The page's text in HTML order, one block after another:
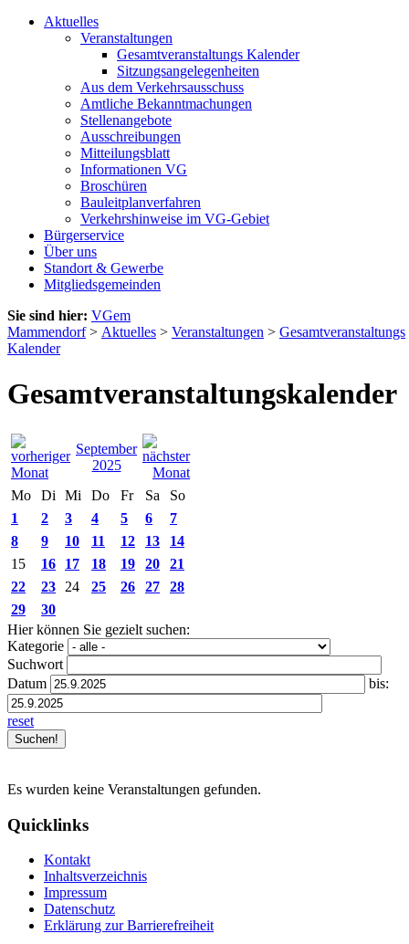
Aktuelles
Veranstaltungen
Gesamtveranstaltungs Kalender
Sitzungsangelegenheiten
Aus dem Verkehrsausschuss
Amtliche Bekanntmachungen
Stellenangebote
Ausschreibungen
Mitteilungsblatt
Informationen VG
Broschüren
Bauleitplanverfahren
Verkehrshinweise im VG-Gebiet
Bürgerservice
Über uns
Standort & Gewerbe
Mitgliedsgemeinden
Sie sind hier: VGem
Mammendorf> Aktuelles > Veranstaltungen > Gesamtveranstaltungs
Kalender
Gesamtveranstaltungskalender
September
2025
Mo
Di Mi Do Fr Sa
So
1
2 3 4 5 6
7
8
9 10 11 12 13
14
15
16 17 18 19 20
21
22
23 24 25 26 27
28
29
30
Hier können Sie gezielt suchen:
Kategorie
Suchwort
Datum
bis:
reset
Es wurden keine Veranstaltungen gefunden.
Quicklinks
Kontakt
Inhaltsverzeichnis
Impressum
Datenschutz
Erklärung zur Barrierefreiheit